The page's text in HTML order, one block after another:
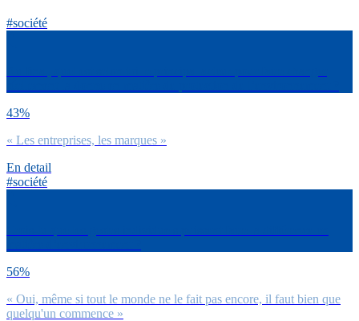
#société
43%
« Les entreprises, les marques »
En detail
#société
56%
« Oui, même si tout le monde ne le fait pas encore, il faut bien que
quelqu'un commence »